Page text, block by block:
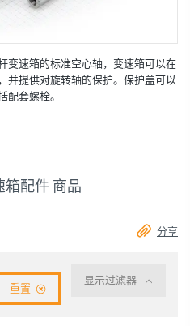
变速箱的标准空心轴，变速箱可以在
并提供对旋转轴的保护。保护盖可以
配套螺栓。
箱配件 商品
分享
显示过滤器
重置